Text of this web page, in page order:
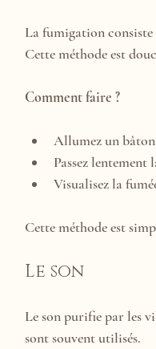
La fumigation consiste
Cette méthode est
Comment faire ?
Allumez un bâton
Passez
Visualisez la
Cette méthode est
Le son
Le son purifie par les
sont souvent utilisés.